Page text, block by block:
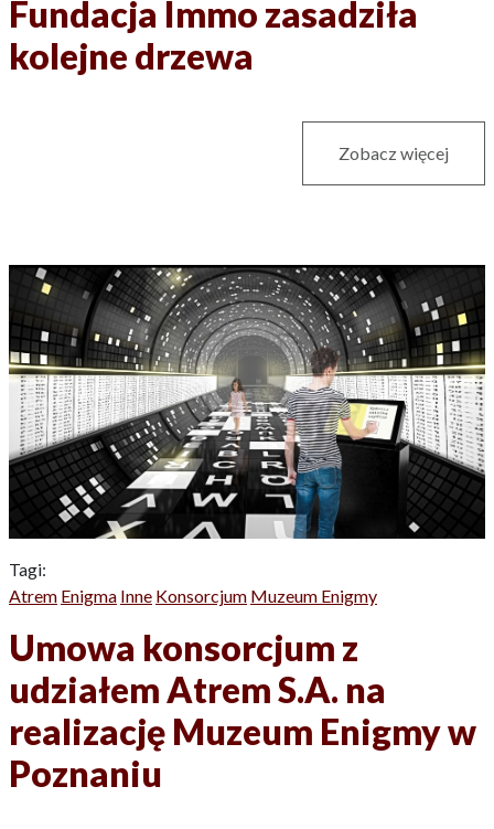
Fundacja Immo zasadziła
kolejne drzewa
Zobacz więcej
Tagi:
Atrem Enigma Inne Konsorcjum Muzeum Enigmy
Umowa konsorcjum z
udziałem Atrem S.A. na
realizację Muzeum Enigmy w
Poznaniu